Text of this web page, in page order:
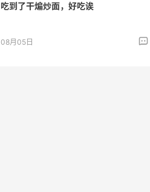
【黑五海淘攻略】REVOLVE黑五2026海
08月04日